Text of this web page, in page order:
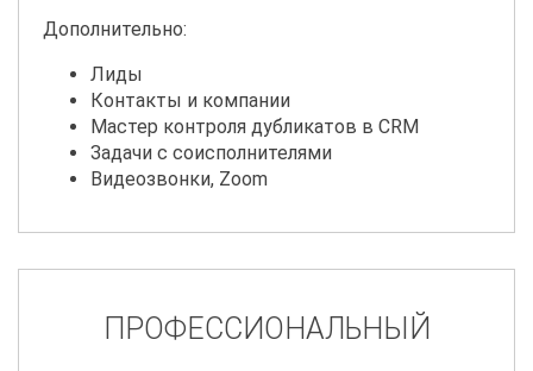
Дополнительно:
Лиды
Контакты и компании
Мастер контроля дубликатов в CRM
Задачи с соисполнителями
Видеозвонки, Zoom
ПРОФЕССИОНАЛЬНЫЙ